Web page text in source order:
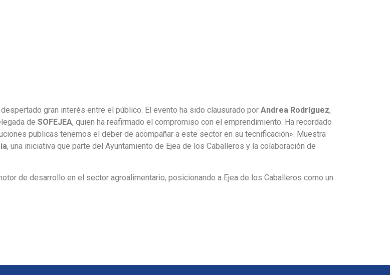
gran interés entre el público. El evento ha sido clausurado por Andrea Rodríguez,
de SOFEJEA, quien ha reafirmado el compromiso con el emprendimiento. Ha recordado
publicas tenemos el deber de acompañar a este sector en su tecnificación». Muestra
, una iniciativa que parte del Ayuntamiento de Ejea de los Caballeros y la colaboración de
de desarrollo en el sector agroalimentario, posicionando a Ejea de los Caballeros como un